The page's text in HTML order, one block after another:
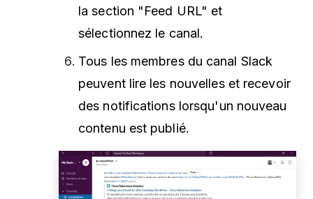
la section "Feed URL" et
sélectionnez le canal.
Tous les membres du canal Slack
peuvent lire les nouvelles et recevoir
des notifications lorsqu'un nouveau
contenu est publié.